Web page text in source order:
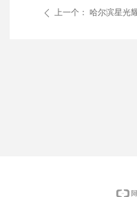
ꄴ 上一个： 哈尔滨星光